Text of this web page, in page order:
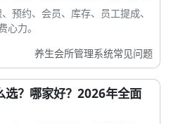
预约、会员、库存、员工提成、
力。
养生会所管理系统常见问题
选？哪家好？2026年全面